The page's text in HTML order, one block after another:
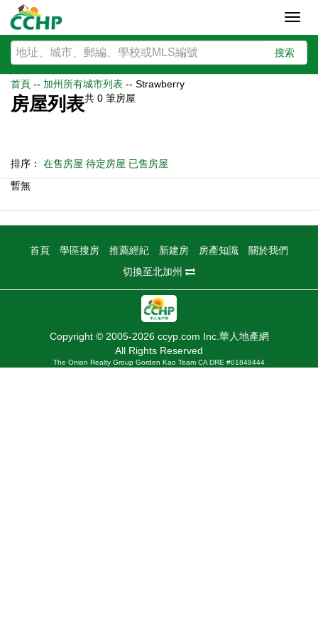
搜索
首頁 -- 加州所有城市列表 -- Strawberry
房屋列表共 0 筆房屋
排序： 在售房屋 待定房屋 已售房屋
暫無
首頁 學區搜房 推薦經紀 新建房 房產知識
關於我們
切換至北加州
Copyright © 2005-2026 ccyp.com Inc.華人地產網
All Rights Reserved
The Onion Realty Group Gorden Kao Team CA DRE #01849444